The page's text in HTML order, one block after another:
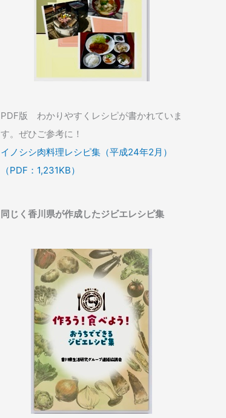
PDF版 わかりやすくレシピが書かれていま
す。ぜひご参考に！
イノシシ肉料理レシピ集（平成24年2月）
（PDF：1,231KB）
同じく香川県が作成したジビエレシピ集